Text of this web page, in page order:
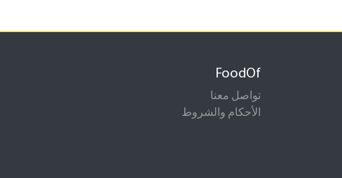
FoodOf
تواصل معنا
الأحكام والشروط